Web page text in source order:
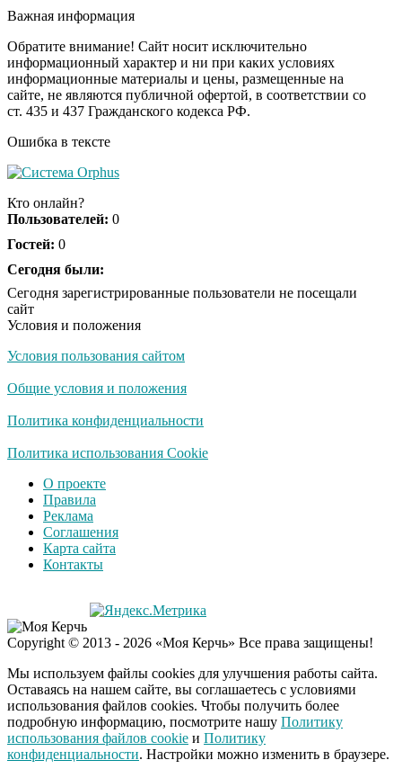
инфаркта и инсульта
i
"Потеряли стыд в
погоне за "Диором":
Поплавская вмазала
Ржу не переставая, это
Ролик длится пару
шоке от увиденного
Ролик из Омска: вы
Королева вагона
оставит равнодушным
Важная информация
Обратите внимание! Сайт носит исключительно
информационный характер и ни при каких условиях
информационные материалы и цены, размещенные на
сайте, не являются публичной офертой, в соответствии со
ст. 435 и 437 Гражданского кодекса РФ.
Ошибка в тексте
Кто онлайн?
Пользователей: 0
Гостей: 0
Сегодня были:
Сегодня зарегистрированные пользователи не посещали
сайт
Условия и положения
Условия пользования сайтом
Общие условия и положения
Политика конфиденциальности
Политика использования Cookie
О проекте
Правила
Реклама
Соглашения
Карта сайта
Контакты
Copyright © 2013 - 2026 «Моя Керчь» Все права защищены!
Мы используем файлы cookies для улучшения работы сайта.
Оставаясь на нашем сайте, вы соглашаетесь с условиями
использования файлов cookies. Чтобы получить более
подробную информацию, посмотрите нашу Политику
использования файлов cookie и Политику
конфиденциальности. Настройки можно изменить в браузере.